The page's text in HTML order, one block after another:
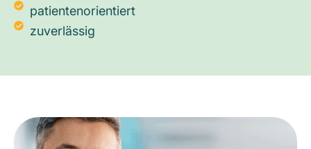
patientenorientiert
zuverlässig